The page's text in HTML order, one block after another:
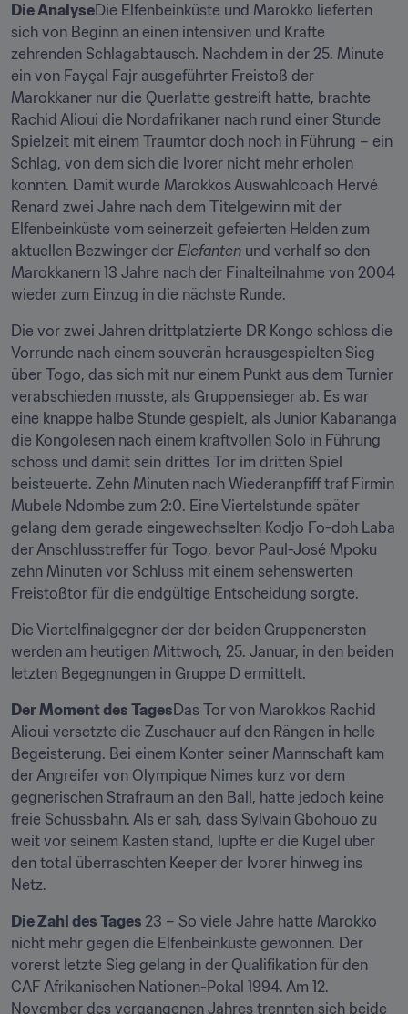
Die AnalyseDie Elfenbeinküste und Marokko lieferten
sich von Beginn an einen intensiven und Kräfte
zehrenden Schlagabtausch. Nachdem in der 25. Minute
ein von Fayçal Fajr ausgeführter Freistoß der
Marokkaner nur die Querlatte gestreift hatte, brachte
Rachid Alioui die Nordafrikaner nach rund einer Stunde
Spielzeit mit einem Traumtor doch noch in Führung – ein
Schlag, von dem sich die Ivorer nicht mehr erholen
konnten. Damit wurde Marokkos Auswahlcoach Hervé
Renard zwei Jahre nach dem Titelgewinn mit der
Elfenbeinküste vom seinerzeit gefeierten Helden zum
aktuellen Bezwinger der Elefanten und verhalf so den
Marokkanern 13 Jahre nach der Finalteilnahme von 2004
wieder zum Einzug in die nächste Runde.
Die vor zwei Jahren drittplatzierte DR Kongo schloss die
Vorrunde nach einem souverän herausgespielten Sieg
über Togo, das sich mit nur einem Punkt aus dem Turnier
verabschieden musste, als Gruppensieger ab. Es war
eine knappe halbe Stunde gespielt, als Junior Kabananga
die Kongolesen nach einem kraftvollen Solo in Führung
schoss und damit sein drittes Tor im dritten Spiel
beisteuerte. Zehn Minuten nach Wiederanpfiff traf Firmin
Mubele Ndombe zum 2:0. Eine Viertelstunde später
gelang dem gerade eingewechselten Kodjo Fo-doh Laba
der Anschlusstreffer für Togo, bevor Paul-José Mpoku
zehn Minuten vor Schluss mit einem sehenswerten
Freistoßtor für die endgültige Entscheidung sorgte.
Die Viertelfinalgegner der der beiden Gruppenersten
werden am heutigen Mittwoch, 25. Januar, in den beiden
letzten Begegnungen in Gruppe D ermittelt.
Der Moment des Tages Das Tor von Marokkos Rachid
Alioui versetzte die Zuschauer auf den Rängen in helle
Begeisterung. Bei einem Konter seiner Mannschaft kam
der Angreifer von Olympique Nimes kurz vor dem
gegnerischen Strafraum an den Ball, hatte jedoch keine
freie Schussbahn. Als er sah, dass Sylvain Gbohouo zu
weit vor seinem Kasten stand, lupfte er die Kugel über
den total überraschten Keeper der Ivorer hinweg ins
Netz.
Die Zahl des Tages 23 – So viele Jahre hatte Marokko
nicht mehr gegen die Elfenbeinküste gewonnen. Der
vorerst letzte Sieg gelang in der Qualifikation für den
CAF Afrikanischen Nationen-Pokal 1994. Am 12.
November des vergangenen Jahres trennten sich beide